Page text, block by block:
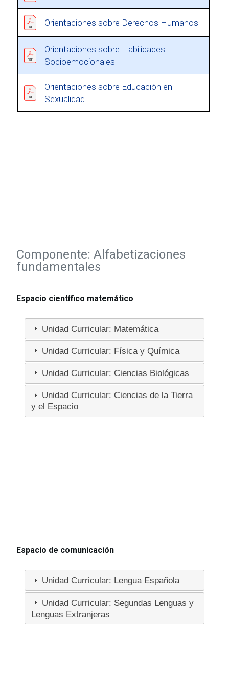
Orientaciones sobre Derechos Humanos
Orientaciones sobre Habilidades
Socioemocionales
Orientaciones sobre Educación en
Sexualidad
Componente: Alfabetizaciones
fundamentales
Espacio científico matemático
Unidad Curricular: Matemática
Unidad Curricular: Física y Química
Unidad Curricular: Ciencias Biológicas
Unidad Curricular: Ciencias de la Tierra
y el Espacio
Espacio de comunicación
Unidad Curricular: Lengua Española
Unidad Curricular: Segundas Lenguas y
Lenguas Extranjeras